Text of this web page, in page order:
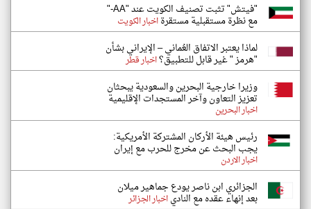
"فيتش" تثبت تصنيف الكويت عند "AA-"
مع نظرة مستقبلية مستقرةاخبار الكويت
لماذا يعتبر الاتفاق العُماني – الإيراني بشأن
"هرمز " غير قابل للتطبيق؟اخبار قطر
وزيرا خارجية البحرين والسعودية يبحثان
تعزيز التعاون وآخر المستجدات الإقليمية
اخبار البحرين
رئيس هيئة الأركان المشتركة الأمريكية:
يجب البحث عن مخرج للحرب مع إيران
اخبار الاردن
الجزائري ابن ناصر يودع جماهير ميلان
بعد إنهاء عقده مع النادياخبار الجزائر